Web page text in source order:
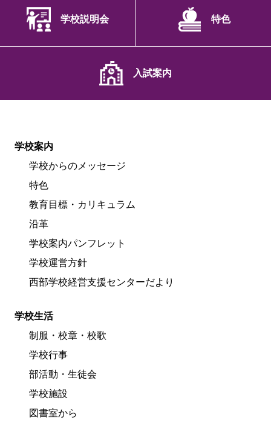
学校説明会 特色
入試案内
学校案内
学校からのメッセージ
特色
教育目標・カリキュラム
沿革
学校案内パンフレット
学校運営方針
西部学校経営支援センターだより
学校生活
制服・校章・校歌
学校行事
部活動・生徒会
学校施設
図書室から